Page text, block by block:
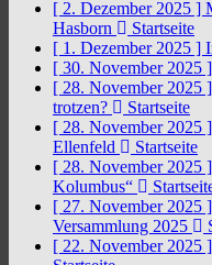
[ 2. Dezember 2025 ]
Hasborn
Startseite
[ 1. Dezember 2025 ]
[ 30. November 2025 ]
[ 28. November 2025 ]
trotzen?
Startseite
[ 28. November 2025 ]
Ellenfeld
Startseite
[ 28. November 2025 ]
Kolumbus“
[ 27. November 2025 ]
Versammlung 2025
[ 22. November 2025 ]